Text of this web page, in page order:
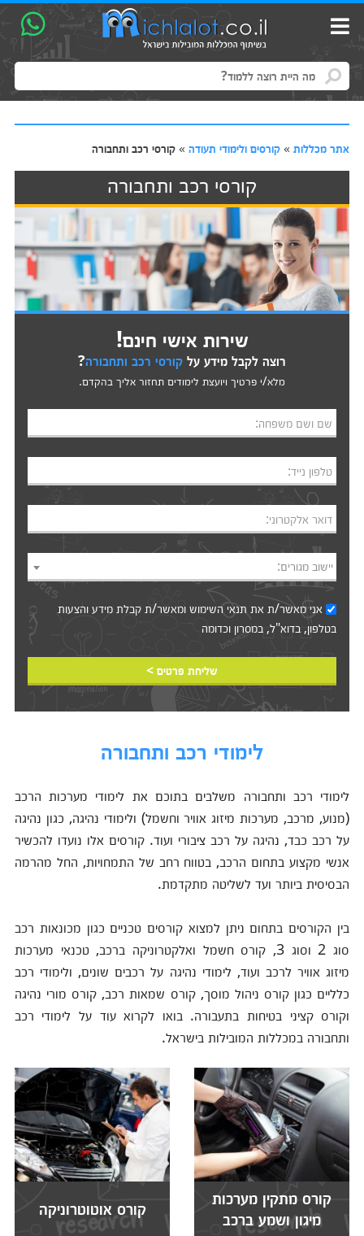
אתר מכללות» קורסים ולימודי תעודה» קורסי רכב ותחבורה
קורסי רכב ותחבורה
שירות אישי חינם!
רוצה לקבל מידע על קורסי רכב ותחבורה?
מלא/י פרטיך ויועצת לימודים תחזור אליך בהקדם.
שם ושם משפחה:
טלפון נייד:
דואר אלקטרוני:
יישוב מגורים:
אני מאשר/ת אתתנאי השימושומאשר/ת קבלת מידע והצעות
בטלפון, בדוא"ל, במסרון וכדומה‎‎
שליחת פרטים >
לימודי רכב ותחבורה
לימודי רכב ותחבורה משלבים בתוכם את לימודי מערכות הרכב
(מנוע, מרכב, מערכות מיזוג אוויר וחשמל) ולימודי נהיגה, כגון נהיגה
על רכב כבד, נהיגה על רכב ציבורי ועוד. קורסים אלו נועדו להכשיר
אנשי מקצוע בתחום הרכב, בטווח רחב של התמחויות, החל מהרמה
הבסיסית ביותר ועד לשליטה מתקדמת.
בין הקורסים בתחום ניתן למצוא קורסים טכניים כגון מכונאות רכב
סוג 2 וסוג 3, קורס חשמל ואלקטרוניקה ברכב, טכנאי מערכות
מיזוג אוויר לרכב ועוד, לימודי נהיגה על רכבים שונים, ולימודי רכב
כלליים כגון קורס ניהול מוסך, קורס שמאות רכב, קורס מורי נהיגה
וקורס קציני בטיחות בתעבורה. בואו לקרוא עוד על לימודי רכב
ותחבורה במכללות המובילות בישראל.
קורס מתקין מערכות
מיגון ושמע ברכב
קורס אוטוטרוניקה